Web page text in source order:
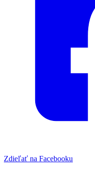
Zdieľať na Facebooku